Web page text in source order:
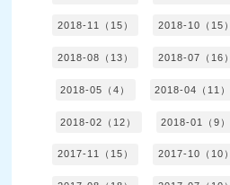
2018-11（15） 2018-10（15）
2018-08（13） 2018-07（16）
2018-05（4） 2018-04（11）
2018-02（12） 2018-01（9）
2017-11（15） 2017-10（10）